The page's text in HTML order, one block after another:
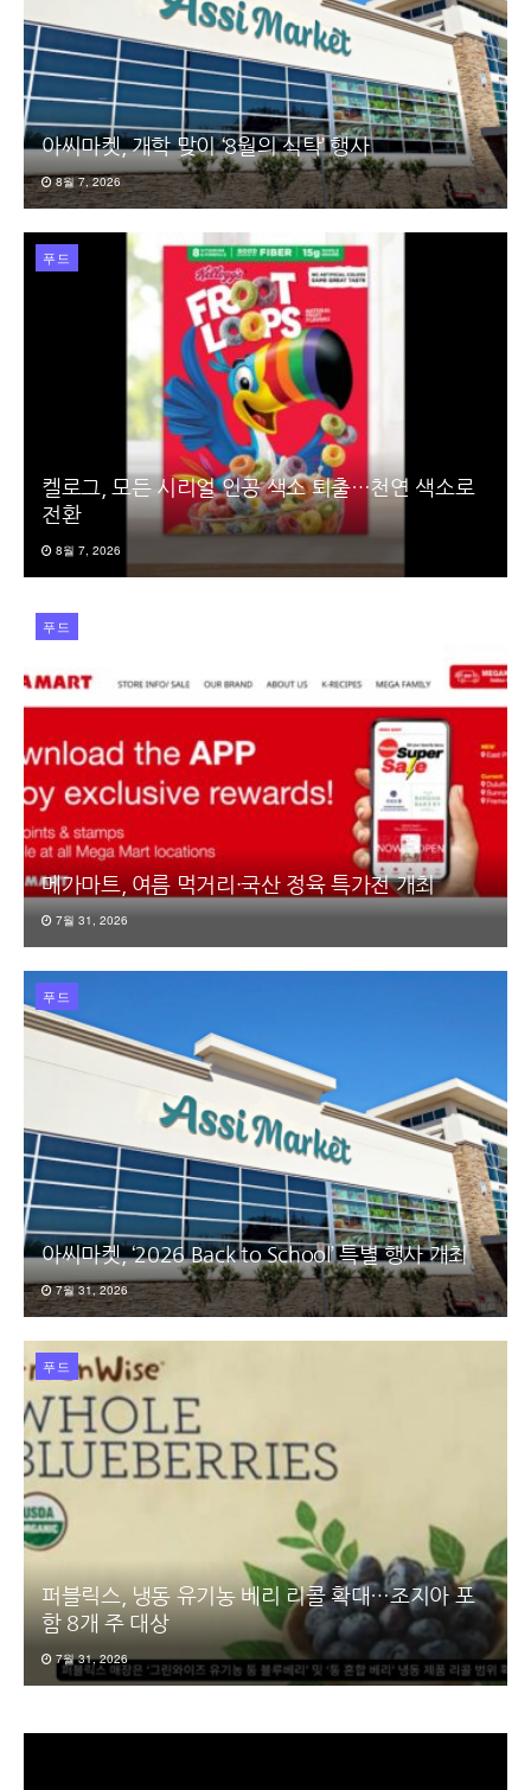
아씨마켓, 개학 맞이 ‘8월의 식탁’ 행사
8월 7, 2026
푸드
켈로그, 모든 시리얼 인공 색소 퇴출…천연 색소로
전환
8월 7, 2026
푸드
메가마트, 여름 먹거리·국산 정육 특가전 개최
7월 31, 2026
푸드
아씨마켓, ‘2026 Back to School’ 특별 행사 개최
7월 31, 2026
푸드
퍼블릭스, 냉동 유기농 베리 리콜 확대…조지아 포
함 8개 주 대상
7월 31, 2026